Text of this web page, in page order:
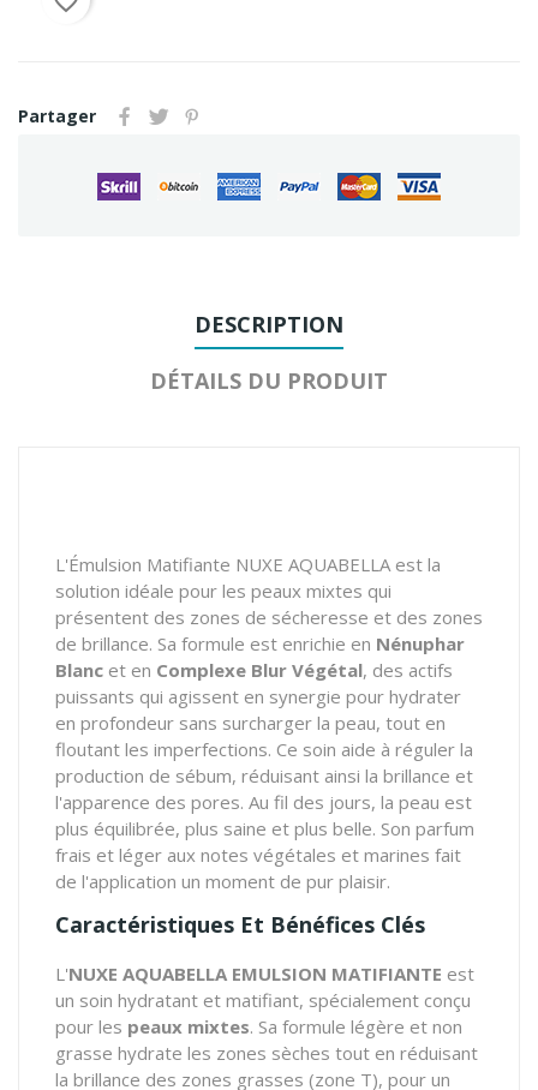
Partager
DESCRIPTION
DÉTAILS DU PRODUIT
L'Émulsion Matifiante NUXE AQUABELLA est la
solution idéale pour les peaux mixtes qui
présentent des zones de sécheresse et des zones
de brillance. Sa formule est enrichie en Nénuphar
Blanc et en Complexe Blur Végétal, des actifs
puissants qui agissent en synergie pour hydrater
en profondeur sans surcharger la peau, tout en
floutant les imperfections. Ce soin aide à réguler la
production de sébum, réduisant ainsi la brillance et
l'apparence des pores. Au fil des jours, la peau est
plus équilibrée, plus saine et plus belle. Son parfum
frais et léger aux notes végétales et marines fait
de l'application un moment de pur plaisir.
Caractéristiques Et Bénéfices Clés
L'NUXE AQUABELLA EMULSION MATIFIANTE est
un soin hydratant et matifiant, spécialement conçu
pour les peaux mixtes. Sa formule légère et non
grasse hydrate les zones sèches tout en réduisant
la brillance des zones grasses (zone T), pour un